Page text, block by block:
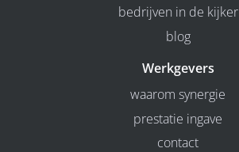
bedrijven in de kijker
blog
Werkgevers
waarom synergie
prestatie ingave
contact